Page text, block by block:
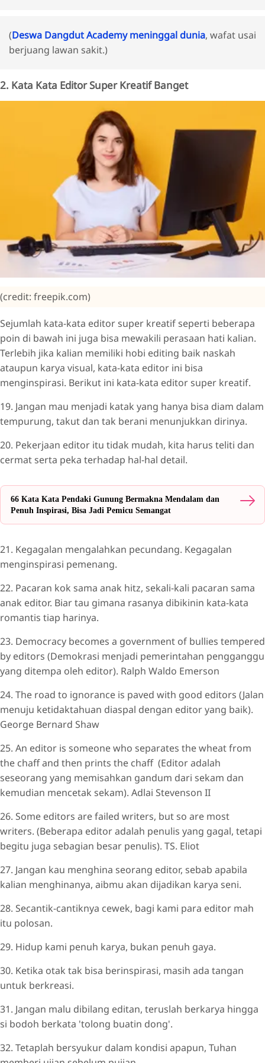
(Deswa Dangdut Academy meninggal dunia, wafat usai
berjuang lawan sakit.)
2. Kata Kata Editor Super Kreatif Banget
(credit: freepik.com)
Sejumlah kata-kata editor super kreatif seperti beberapa
poin di bawah ini juga bisa mewakili perasaan hati kalian.
Terlebih jika kalian memiliki hobi editing baik naskah
ataupun karya visual, kata-kata editor ini bisa
menginspirasi. Berikut ini kata-kata editor super kreatif.
19. Jangan mau menjadi katak yang hanya bisa diam dalam
tempurung, takut dan tak berani menunjukkan dirinya.
20. Pekerjaan editor itu tidak mudah, kita harus teliti dan
cermat serta peka terhadap hal-hal detail.
66 Kata Kata Pendaki Gunung Bermakna Mendalam dan
Penuh Inspirasi, Bisa Jadi Pemicu Semangat
21. Kegagalan mengalahkan pecundang. Kegagalan
menginspirasi pemenang.
22. Pacaran kok sama anak hitz, sekali-kali pacaran sama
anak editor. Biar tau gimana rasanya dibikinin kata-kata
romantis tiap harinya.
23. Democracy becomes a government of bullies tempered
by editors (Demokrasi menjadi pemerintahan pengganggu
yang ditempa oleh editor). Ralph Waldo Emerson
24. The road to ignorance is paved with good editors (Jalan
menuju ketidaktahuan diaspal dengan editor yang baik).
George Bernard Shaw
25. An editor is someone who separates the wheat from
the chaff and then prints the chaff (Editor adalah
seseorang yang memisahkan gandum dari sekam dan
kemudian mencetak sekam). Adlai Stevenson II
26. Some editors are failed writers, but so are most
writers. (Beberapa editor adalah penulis yang gagal, tetapi
begitu juga sebagian besar penulis). TS. Eliot
27. Jangan kau menghina seorang editor, sebab apabila
kalian menghinanya, aibmu akan dijadikan karya seni.
28. Secantik-cantiknya cewek, bagi kami para editor mah
itu polosan.
29. Hidup kami penuh karya, bukan penuh gaya.
30. Ketika otak tak bisa berinspirasi, masih ada tangan
untuk berkreasi.
31. Jangan malu dibilang editan, teruslah berkarya hingga
si bodoh berkata 'tolong buatin dong'.
32. Tetaplah bersyukur dalam kondisi apapun, Tuhan